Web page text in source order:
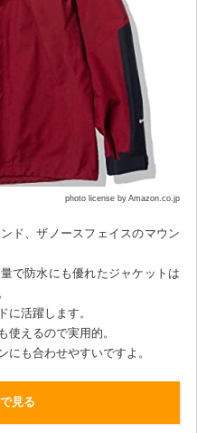
photo license by Amazon.co.jp
ド、ザノースフェイスのマウン
で防水にも優れたジャケットは
に活躍します。
使えるので実用的。
にも合わせやすいですよ。
見る